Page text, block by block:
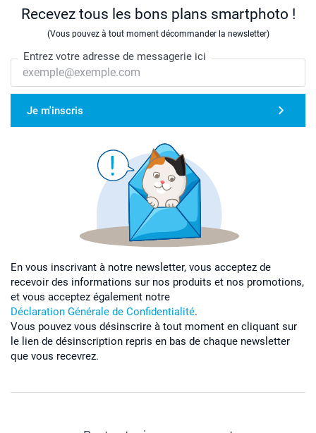
Recevez tous les bons plans smartphoto !
(Vous pouvez à tout moment décommander la newsletter)
Entrez votre adresse de messagerie ici
Je m'inscris
En vous inscrivant à notre newsletter, vous acceptez de
recevoir des informations sur nos produits et nos promotions,
et vous acceptez également notre
Déclaration Générale de Confidentialité.
Vous pouvez vous désinscrire à tout moment en cliquant sur
le lien de désinscription repris en bas de chaque newsletter
que vous recevrez.